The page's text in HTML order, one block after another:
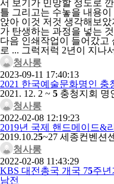
서 보기가 민망할 정도로
틀 그리고는 수놓을 내용
앉아 이것 저것 생각해보
가 탄생하는 과정을 넣는
다음 인쇄작업이 들어갔고
로 ... 그럭저럭 2년이 지나
청사롱
2023-09-11 17:40:13
2021 한국예술문화명인 충
2021. 12. 2 ~ 5 충청지회 명
청사롱
2022-02-08 12:19:23
2019년 국제 핸드메이드&
2019.10.25~27 세종컨벤션
청사롱
2022-02-08 11:43:29
KBS 대전총국 개국 75주년
남전